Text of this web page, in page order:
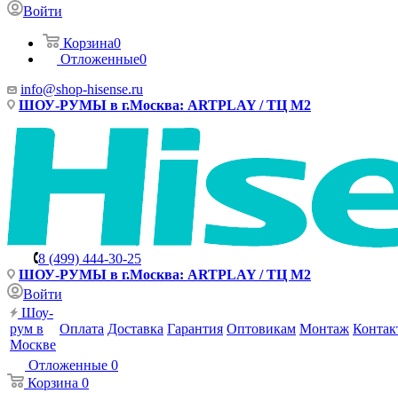
Войти
Корзина0
Отложенные0
info@shop-hisense.ru
ШОУ-РУМЫ в г.Москва: ARTPLAY / ТЦ М2
8 (499) 444-30-25
ШОУ-РУМЫ в г.Москва: ARTPLAY / ТЦ М2
Войти
Шоу-
рум в
Москве
Оплата Доставка Гарантия Оптовикам Монтаж
Отложенные 0
Корзина 0